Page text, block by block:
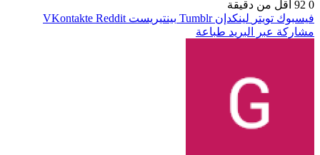
0
أقل من دقيقة
فيسبوك تويتر لينكدإن بينتيريست
مشاركة عبر البريد طباعة